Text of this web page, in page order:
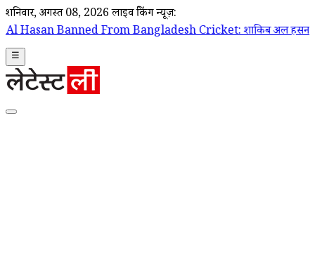
शनिवार, अगस्त 08, 2026 लाइव ब्रेकिंग न्यूज़:
From Bangladesh Cricket: शाकिब अल हसन पर बांग्लादेश क्रिकेट
☰